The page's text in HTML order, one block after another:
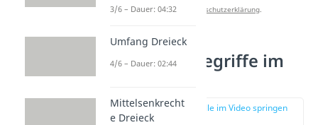
unserer
Datenschutzerklärung.
Wichtige Begriffe im
zur Stelle im Video springen
3/6 – Dauer: 04:32
Umfang Dreieck
4/6 – Dauer: 02:44
Mittelsenkrecht
e Dreieck